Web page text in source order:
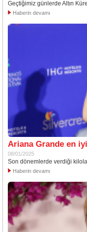
Geçtiğimiz günlerde Altın
Haberin devamı
Ariana Grande en iyi
08/01/2025
Son dönemlerde verdiği
Haberin devamı